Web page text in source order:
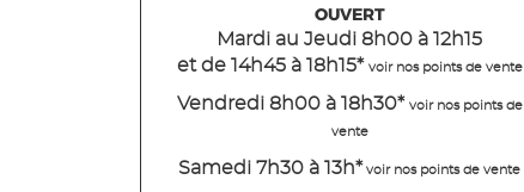
OUVERT
Mardi au Jeudi 8h00 à 12h15
et de 14h45 à 18h15* voir nos points de vente
Vendredi 8h00 à 18h30* voir nos points de
vente
Samedi 7h30 à 13h* voir nos points de vente